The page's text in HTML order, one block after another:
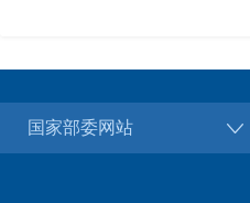
国家部委网站